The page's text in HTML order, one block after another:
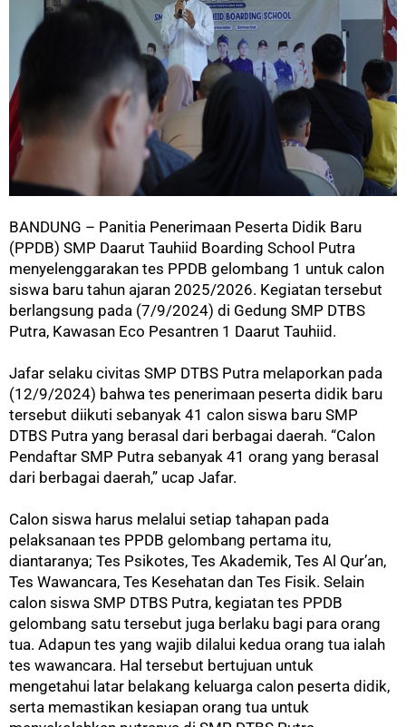
BANDUNG – Panitia Penerimaan Peserta Didik Baru
(PPDB) SMP Daarut Tauhiid Boarding School Putra
menyelenggarakan tes PPDB gelombang 1 untuk calon
siswa baru tahun ajaran 2025/2026. Kegiatan tersebut
berlangsung pada (7/9/2024) di Gedung SMP DTBS
Putra, Kawasan Eco Pesantren 1 Daarut Tauhiid.
Jafar selaku civitas SMP DTBS Putra melaporkan pada
(12/9/2024) bahwa tes penerimaan peserta didik baru
tersebut diikuti sebanyak 41 calon siswa baru SMP
DTBS Putra yang berasal dari berbagai daerah. “Calon
Pendaftar SMP Putra sebanyak 41 orang yang berasal
dari berbagai daerah,” ucap Jafar.
Calon siswa harus melalui setiap tahapan pada
pelaksanaan tes PPDB gelombang pertama itu,
diantaranya; Tes Psikotes, Tes Akademik, Tes Al Qur’an,
Tes Wawancara, Tes Kesehatan dan Tes Fisik. Selain
calon siswa SMP DTBS Putra, kegiatan tes PPDB
gelombang satu tersebut juga berlaku bagi para orang
tua. Adapun tes yang wajib dilalui kedua orang tua ialah
tes wawancara. Hal tersebut bertujuan untuk
mengetahui latar belakang keluarga calon peserta didik,
serta memastikan kesiapan orang tua untuk